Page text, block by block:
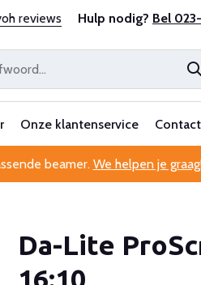
jaar betrouwbaar en ervaren
reviews Hulp nodig? Bel
Onze klantenservice Contact
beamer. We helpen je
Da-Lite
16:10